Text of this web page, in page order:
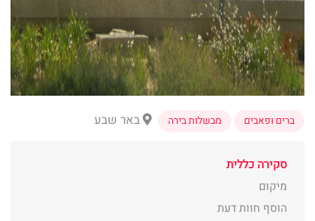
ברים ופאבים מבשלות בירה באר שבע
סקירה כללית
מיקום
הוסף חוות דעת